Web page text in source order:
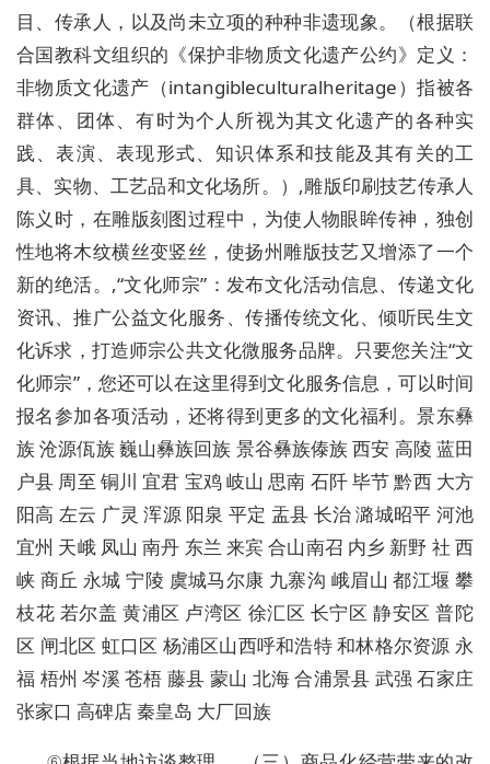
目、传承人，以及尚未立项的种种非遗现象。（根据联
合国教科文组织的《保护非物质文化遗产公约》定义：
非物质文化遗产（intangibleculturalheritage）指被各
群体、团体、有时为个人所视为其文化遗产的各种实
践、表演、表现形式、知识体系和技能及其有关的工
具、实物、工艺品和文化场所。）,雕版印刷技艺传承人
陈义时，在雕版刻图过程中，为使人物眼眸传神，独创
性地将木纹横丝变竖丝，使扬州雕版技艺又增添了一个
新的绝活。,“文化师宗”：发布文化活动信息、传递文化
资讯、推广公益文化服务、传播传统文化、倾听民生文
化诉求，打造师宗公共文化微服务品牌。只要您关注“文
化师宗”，您还可以在这里得到文化服务信息，可以时间
报名参加各项活动，还将得到更多的文化福利。景东彝
族 沧源佤族 巍山彝族回族 景谷彝族傣族 西安 高陵 蓝田
户县 周至 铜川 宜君 宝鸡 岐山 思南 石阡 毕节 黔西 大方
阳高 左云 广灵 浑源 阳泉 平定 盂县 长治 潞城昭平 河池
宜州 天峨 凤山 南丹 东兰 来宾 合山南召 内乡 新野 社 西
峡 商丘 永城 宁陵 虞城马尔康 九寨沟 峨眉山 都江堰 攀
枝花 若尔盖 黄浦区 卢湾区 徐汇区 长宁区 静安区 普陀
区 闸北区 虹口区 杨浦区山西呼和浩特 和林格尔资源 永
福 梧州 岑溪 苍梧 藤县 蒙山 北海 合浦景县 武强 石家庄
张家口 高碑店 秦皇岛 大厂回族